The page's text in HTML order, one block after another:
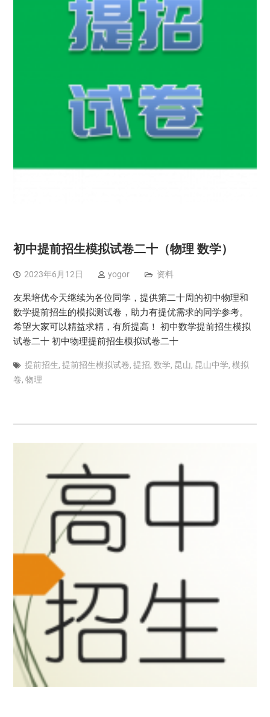
初中提前招生模拟试卷二十（物理 数学）
2023年6月12日 yogor 资料
友果培优今天继续为各位同学，提供第二十周的初中物理和
数学提前招生的模拟测试卷，助力有提优需求的同学参考。
希望大家可以精益求精，有所提高！ 初中数学提前招生模拟
试卷二十 初中物理提前招生模拟试卷二十
提前招生, 提前招生模拟试卷, 提招, 数学, 昆山, 昆山中学, 模拟
卷, 物理